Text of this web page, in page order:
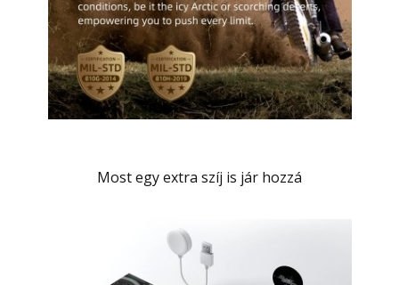
Most egy extra szíj is jár hozzá